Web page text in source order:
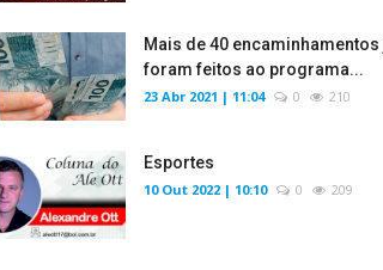
Mais de 40 encaminhamentos
foram feitos ao programa...
23 Abr 2021 | 11:04 0 210
Esportes
10 Out 2022 | 10:10 0 209